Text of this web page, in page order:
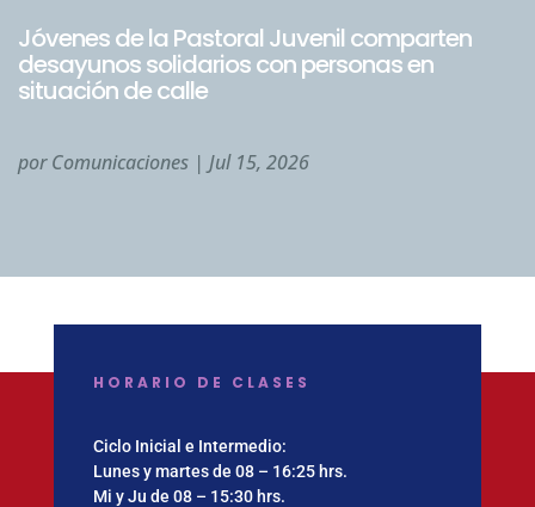
Jóvenes de la Pastoral Juvenil comparten
desayunos solidarios con personas en
situación de calle
porComunicaciones | Jul 15, 2026
HORARIO DE CLASES
Ciclo Inicial e Intermedio:
Lunes y martes de 08 – 16:25 hrs.
Mi y Ju de 08 – 15:30 hrs.